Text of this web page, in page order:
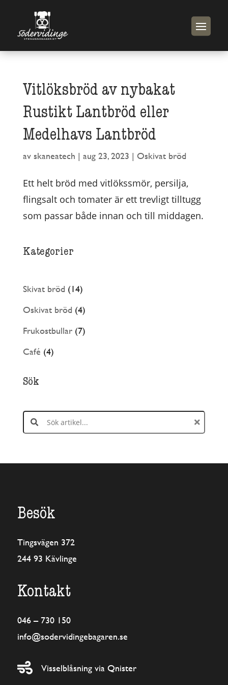
Vitlöksbröd av nybakat
Rustikt Lantbröd eller
Medelhavs Lantbröd
avskaneatech | aug 23, 2023 | Oskivat bröd
Ett helt bröd med vitlökssmör, persilja,
flingsalt och tomater är ett trevligt tilltugg
som passar både innan och till middagen.
Kategorier
Skivat bröd 1414
produkter
Oskivat bröd 44
produkter
Frukostbullar 77
Café 44
Sök
Search products:
Besök
Tingsvägen 372
244 93 Kävlinge
Kontakt
046 – 730 150
info@sodervidingebagaren.se
 Visselblåsning via Qnister